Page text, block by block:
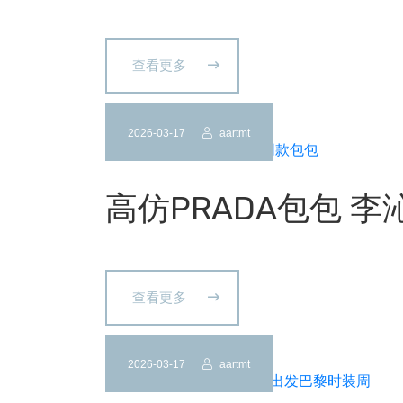
查看更多
2026-03-17 aartmt
高仿PRADA包包 李
查看更多
2026-03-17 aartmt